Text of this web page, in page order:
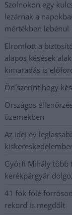
Szolnokon egy
lezárnak a
mértékben lebénul
Elromlott a
alapos késések
kimaradás is
Ön szerint hogy
Országos
üzemekben
Az idei év
Györfi Mihály több
kerékpárgyár
41 fok fölé
rekord is megdőlt